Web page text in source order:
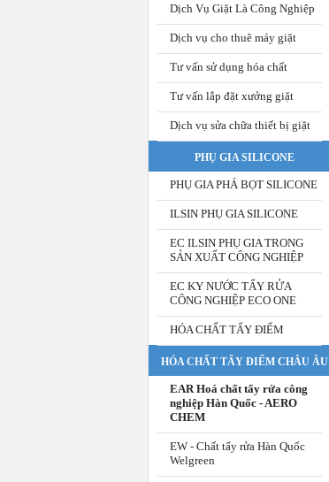
Dịch Vụ Giặt Là Công Nghiệp
Dịch vụ cho thuê máy giặt
Tư vấn sử dụng hóa chất
Tư vấn lắp đặt xưởng giặt
Dịch vụ sửa chữa thiết bị giặt
PHỤ GIA SILICONE
PHỤ GIA PHÁ BỌT SILICONE
ILSIN PHỤ GIA SILICONE
EC ILSIN PHỤ GIA TRONG
SẢN XUẤT CÔNG NGHIỆP
EC KY NƯỚC TẨY RỬA
CÔNG NGHIỆP ECO ONE
HÓA CHẤT TẨY ĐIỂM
HÓA CHẤT TẨY ĐIỂM CHÂU ÂU
EAR Hoá chất tẩy rửa công
nghiệp Hàn Quốc - AERO
CHEM
EW - Chất tẩy rửa Hàn Quốc
Welgreen